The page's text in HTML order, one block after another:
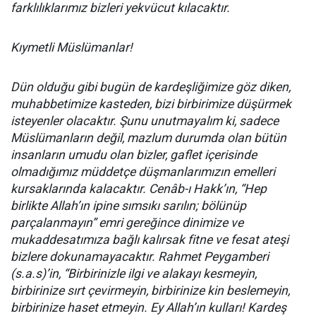
farklılıklarımız bizleri yekvücut kılacaktır.
Kıymetli Müslümanlar!
Dün olduğu gibi bugün de kardeşliğimize göz diken,
muhabbetimize kasteden, bizi birbirimize düşürmek
isteyenler olacaktır. Şunu unutmayalım ki, sadece
Müslümanların değil, mazlum durumda olan bütün
insanların umudu olan bizler, gaflet içerisinde
olmadığımız müddetçe düşmanlarımızın emelleri
kursaklarında kalacaktır. Cenâb-ı Hakk’ın, “Hep
birlikte Allah’ın ipine sımsıkı sarılın; bölünüp
parçalanmayın” emri gereğince dinimize ve
mukaddesatımıza bağlı kalırsak fitne ve fesat ateşi
bizlere dokunamayacaktır. Rahmet Peygamberi
(s.a.s)’in, “Birbirinizle ilgi ve alakayı kesmeyin,
birbirinize sırt çevirmeyin, birbirinize kin beslemeyin,
birbirinize haset etmeyin. Ey Allah’ın kulları! Kardeş